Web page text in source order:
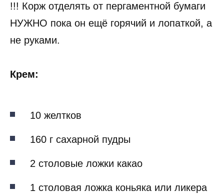
!!! Корж отделять от пергаментной бумаги
НУЖНО пока он ещё горячий и лопаткой, а
не руками.
Крем:
10 желтков
160 г сахарной пудры
2 столовые ложки какао
1 столовая ложка коньяка или ликера